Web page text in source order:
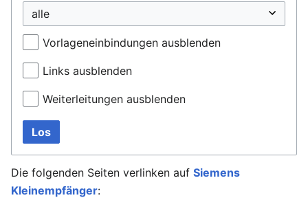
Vorlageneinbindungen ausblenden
Links ausblenden
Weiterleitungen ausblenden
Los
Die folgenden Seiten verlinken auf Siemens
Kleinempfänger: